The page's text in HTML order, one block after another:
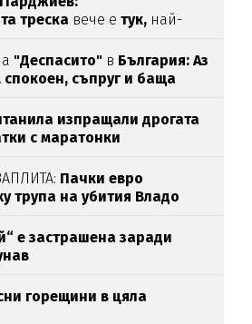
треска вече етук, най-
"Деспасито" в България: Аз
съпруг и баща
изпращали дрогата
с маратонки
Пачки евро
трупа на убития Владо
е застрашена заради
горещини в цяла